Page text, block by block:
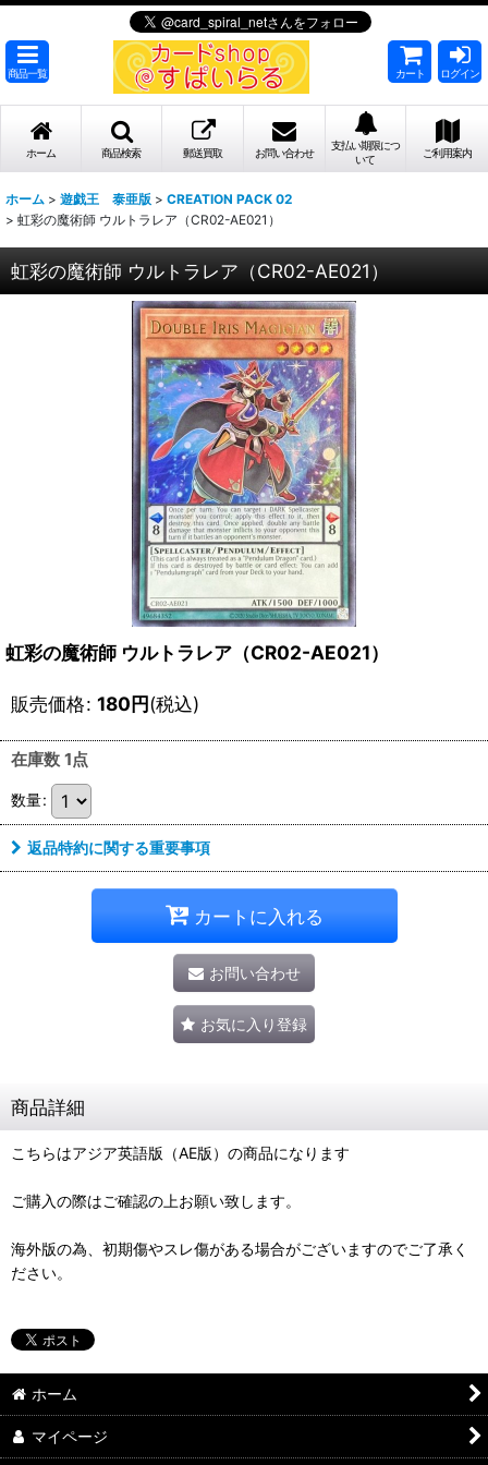
商品一覧 カート ログイン
ホーム 商品検索 郵送買取 お問い合わせ
支払い期限につ
いて
ご利用案内
ホーム > 遊戯王 泰亜版 > CREATION PACK 02
> 虹彩の魔術師 ウルトラレア（CR02-AE021）
虹彩の魔術師 ウルトラレア（CR02-AE021）
虹彩の魔術師 ウルトラレア（CR02-AE021）
販売価格: 180円(税込)
在庫数 1点
数量:
返品特約に関する重要事項
カートに入れる
お問い合わせ
お気に入り登録
商品詳細
こちらはアジア英語版（AE版）の商品になります
ご購入の際はご確認の上お願い致します。
海外版の為、初期傷やスレ傷がある場合がございますのでご了承く
ださい。
ホーム
マイページ